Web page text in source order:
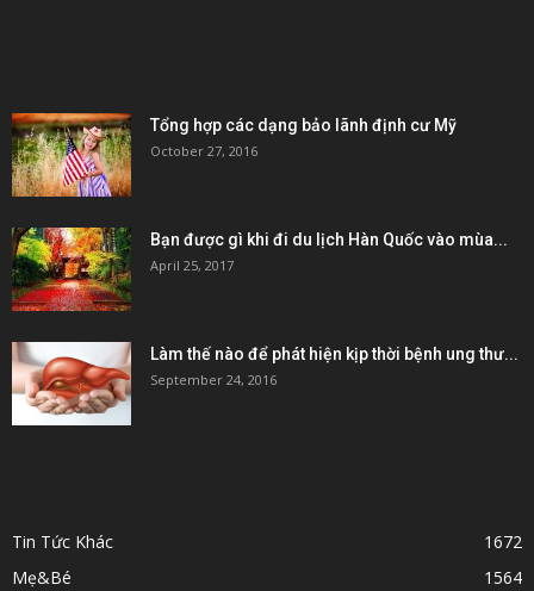
Tổng hợp các dạng bảo lãnh định cư Mỹ
October 27, 2016
Bạn được gì khi đi du lịch Hàn Quốc vào mùa...
April 25, 2017
Làm thế nào để phát hiện kịp thời bệnh ung thư...
September 24, 2016
Tin Tức Khác
1672
Mẹ&Bé
1564